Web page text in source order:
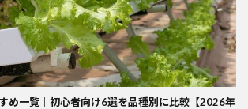
め一覧｜初心者向け6選を品種別に比較【2026年